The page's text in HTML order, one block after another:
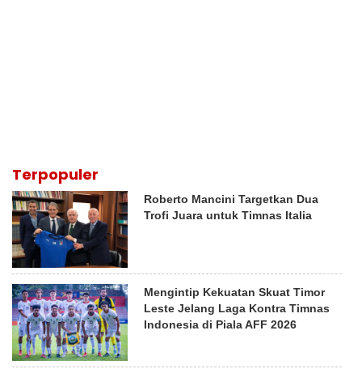
Terpopuler
Roberto Mancini Targetkan Dua
Trofi Juara untuk Timnas Italia
Mengintip Kekuatan Skuat Timor
Leste Jelang Laga Kontra Timnas
Indonesia di Piala AFF 2026